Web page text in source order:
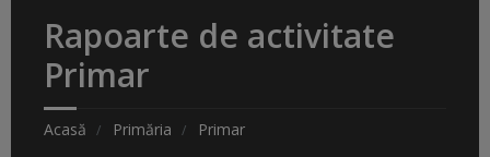
Rapoarte de activitate
Primar
Acasă Primăria Primar